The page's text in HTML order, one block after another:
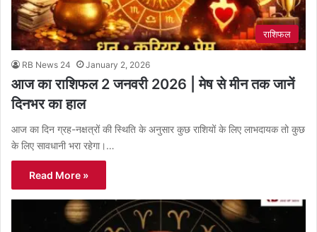
राशिफल
RB News 24 January 2, 2026
आज का राशिफल 2 जनवरी 2026 | मेष से मीन तक जानें
दिनभर का हाल
आज का दिन ग्रह-नक्षत्रों की स्थिति के अनुसार कुछ राशियों के लिए लाभदायक तो कुछ
के लिए सावधानी भरा रहेगा।…
Read More »